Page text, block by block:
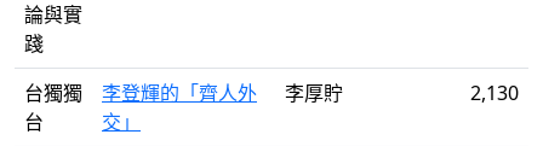
論與實
踐
台獨獨
台
李登輝的「齊人外
交」
李厚貯 2,130